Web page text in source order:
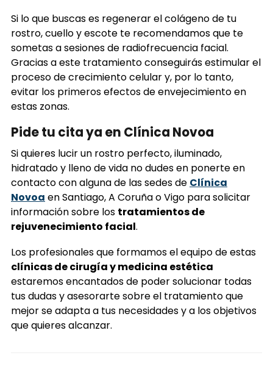
Si lo que buscas es regenerar el colágeno de tu
rostro, cuello y escote te recomendamos que te
sometas a sesiones de radiofrecuencia facial.
Gracias a este tratamiento conseguirás estimular el
proceso de crecimiento celular y, por lo tanto,
evitar los primeros efectos de envejecimiento en
estas zonas.
Pide tu cita ya en Clínica Novoa
Si quieres lucir un rostro perfecto, iluminado,
hidratado y lleno de vida no dudes en ponerte en
contacto con alguna de las sedes de Clínica
Novoa en Santiago, A Coruña o Vigo para solicitar
información sobre los tratamientos de
rejuvenecimiento facial.
Los profesionales que formamos el equipo de estas
clínicas de cirugía y medicina estética
estaremos encantados de poder solucionar todas
tus dudas y asesorarte sobre el tratamiento que
mejor se adapta a tus necesidades y a los objetivos
que quieres alcanzar.